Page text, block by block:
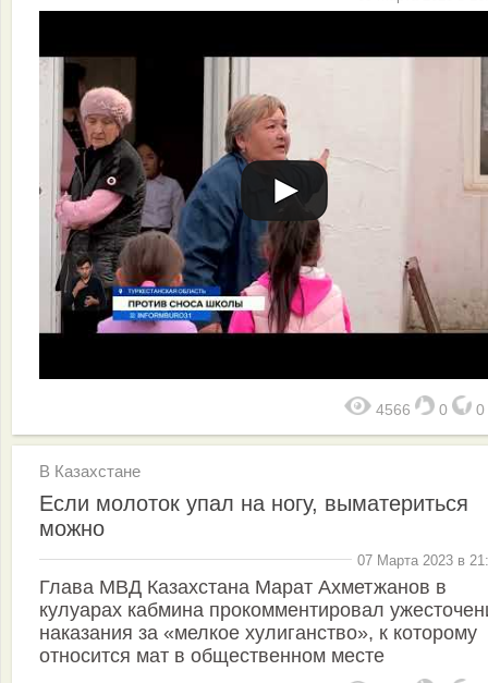
4566 0 0
В Казахстане
Если молоток упал на ногу, выматериться
можно
07 Марта 2023 в
Глава МВД Казахстана Марат Ахметжанов в
кулуарах кабмина прокомментировал
наказания за «мелкое хулиганство», к которому
относится мат в общественном месте